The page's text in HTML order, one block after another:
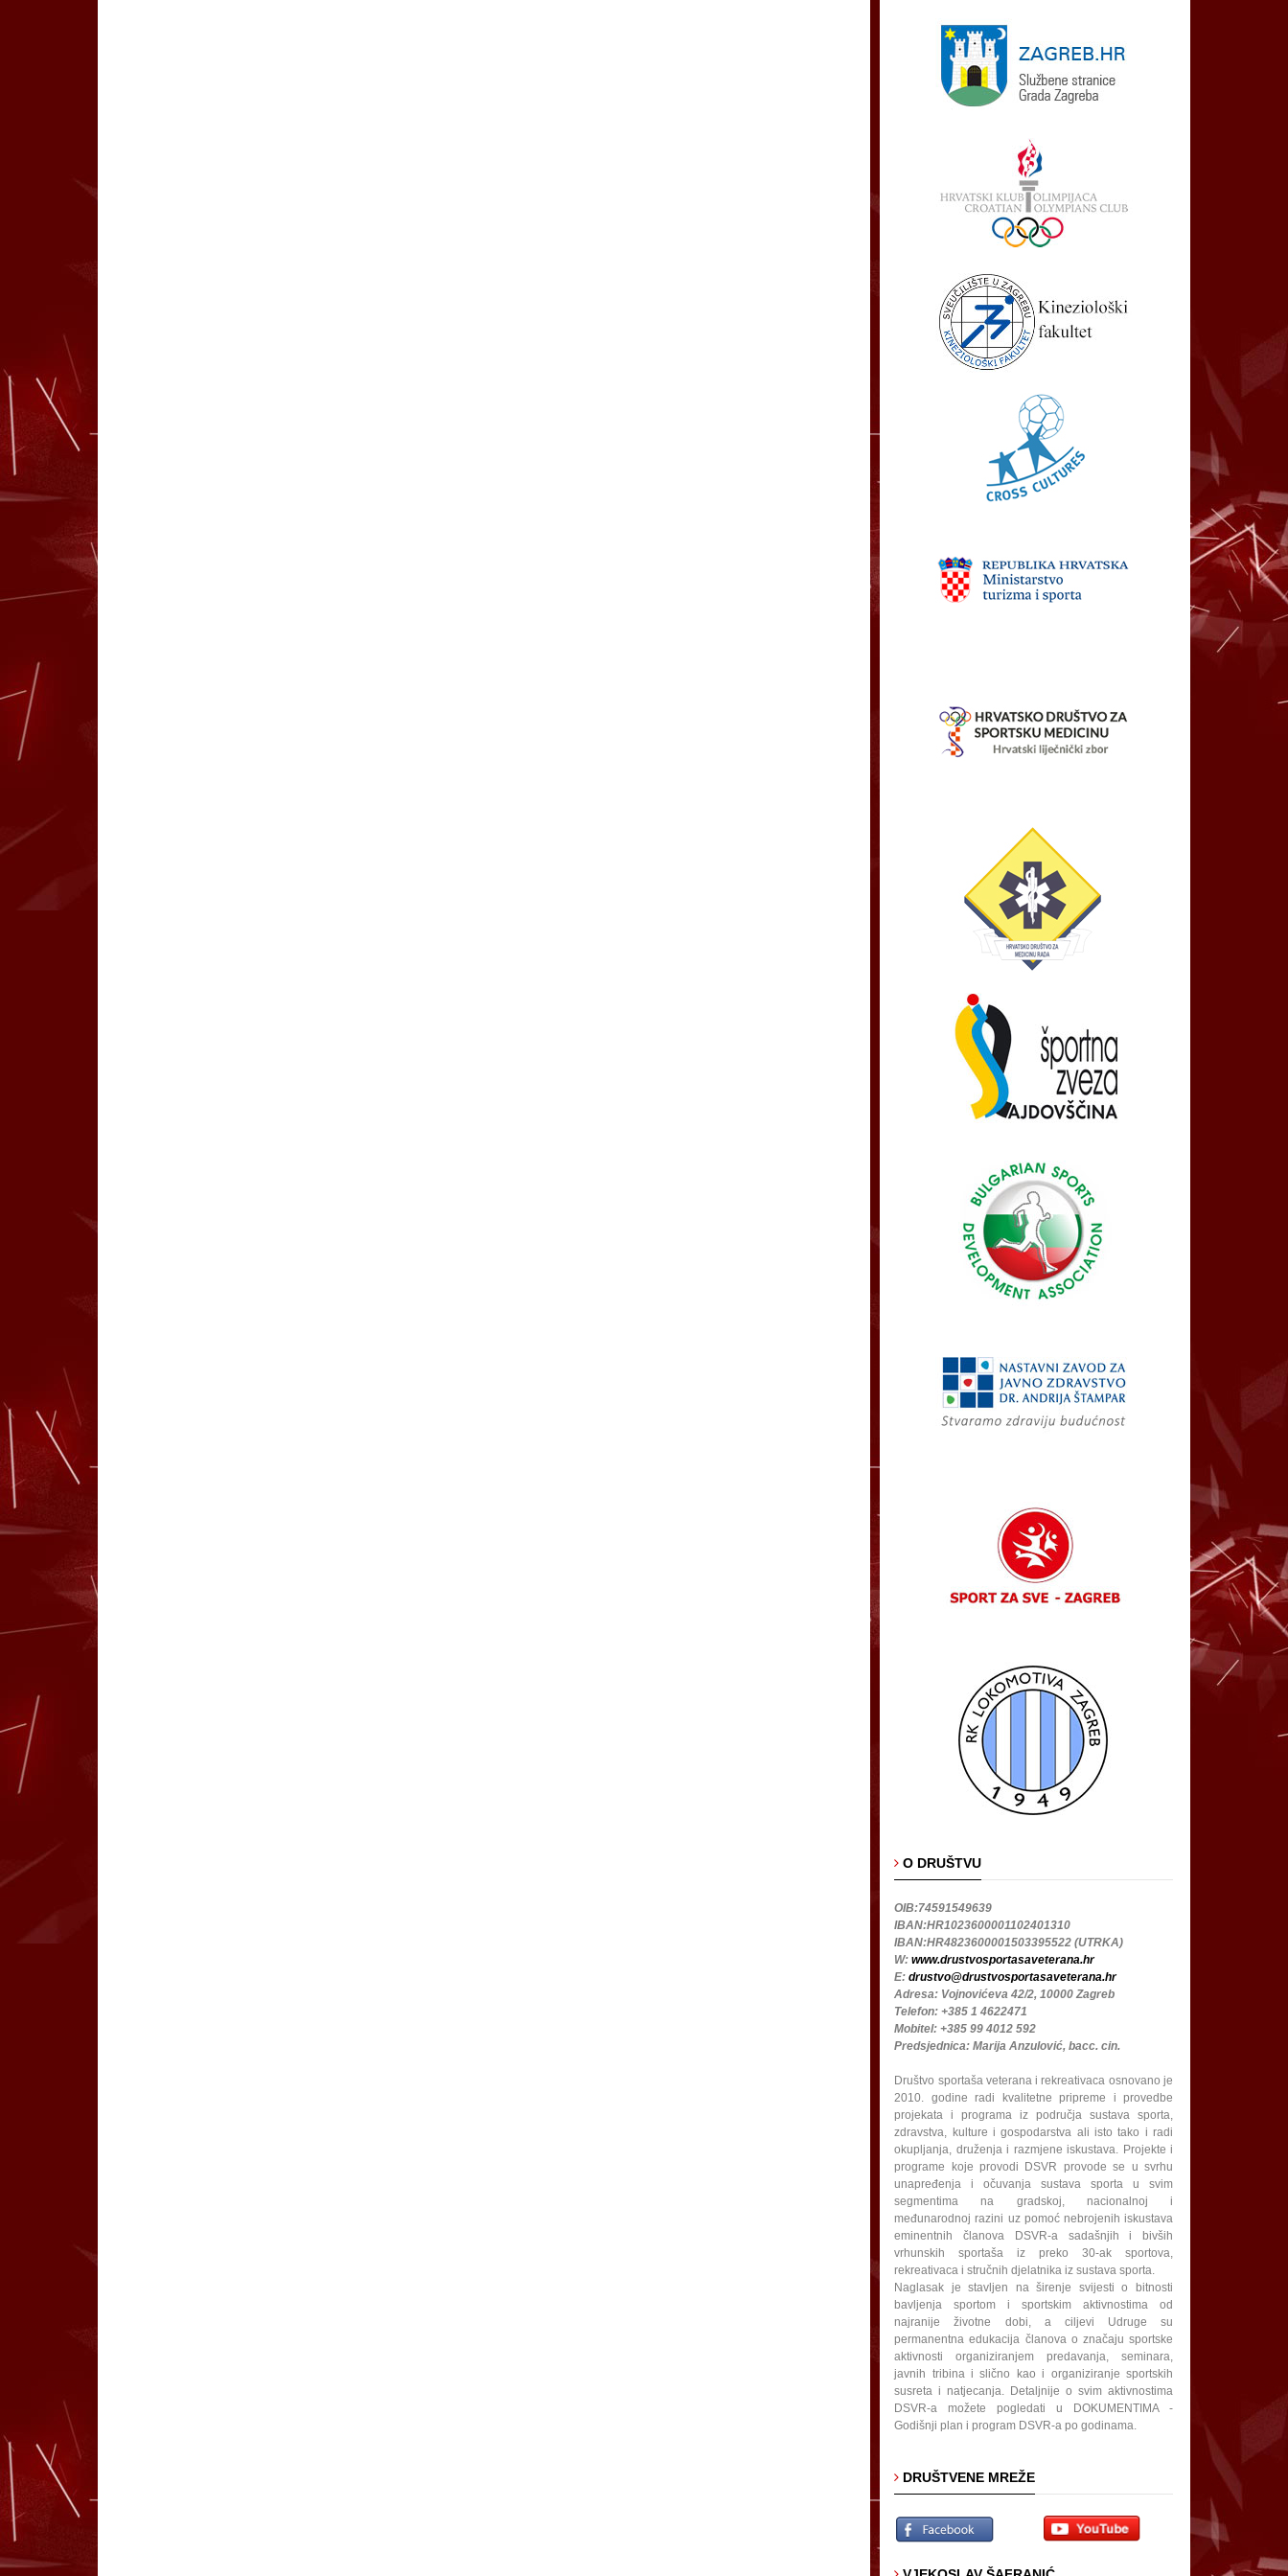
O DRUŠTVU
OIB:74591549639
IBAN:HR1023600001102401310
IBAN:HR4823600001503395522 (UTRKA)
W:www.drustvosportasaveterana.hr
E:drustvo@drustvosportasaveterana.hr
Adresa: Vojnovićeva 42/2, 10000 Zagreb
Telefon: +385 1 4622471
Mobitel: +385 99 4012 592
Predsjednica: Marija Anzulović, bacc. cin.
Društvo sportaša veterana i rekreativaca osnovano je
2010. godine radi kvalitetne pripreme i provedbe
projekata i programa iz područja sustava sporta,
zdravstva, kulture i gospodarstva ali isto tako i radi
okupljanja, druženja i razmjene iskustava. Projekte i
programe koje provodi DSVR provode se u svrhu
unapređenja i očuvanja sustava sporta u svim
segmentima na gradskoj, nacionalnoj i
međunarodnoj razini uz pomoć nebrojenih iskustava
eminentnih članova DSVR-a sadašnjih i bivših
vrhunskih sportaša iz preko 30-ak sportova,
rekreativaca i stručnih djelatnika iz sustava sporta.
Naglasak je stavljen na širenje svijesti o bitnosti
bavljenja sportom i sportskim aktivnostima od
najranije životne dobi, a ciljevi Udruge su
permanentna edukacija članova o značaju sportske
aktivnosti organiziranjem predavanja, seminara,
javnih tribina i slično kao i organiziranje sportskih
susreta i natjecanja. Detaljnije o svim aktivnostima
DSVR-a možete pogledati u DOKUMENTIMA -
Godišnji plan i program DSVR-a po godinama.
DRUŠTVENE MREŽE